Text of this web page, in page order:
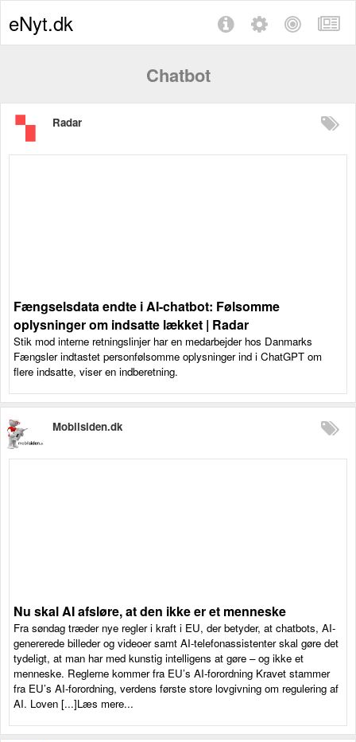
eNyt.dk
Chatbot
Radar
Fængselsdata endte i AI-chatbot: Følsomme
oplysninger om indsatte lækket | Radar
Stik mod interne retningslinjer har en medarbejder hos Danmarks
Fængsler indtastet personfølsomme oplysninger ind i ChatGPT om
flere indsatte, viser en indberetning.
Mobilsiden.dk
Nu skal AI afsløre, at den ikke er et menneske
Fra søndag træder nye regler i kraft i EU, der betyder, at chatbots, AI-
genererede billeder og videoer samt AI-telefonassistenter skal gøre det
tydeligt, at man har med kunstig intelligens at gøre – og ikke et
menneske. Reglerne kommer fra EU’s AI-forordning Kravet stammer
fra EU’s AI-forordning, verdens første store lovgivning om regulering af
AI. Loven [...]Læs mere...